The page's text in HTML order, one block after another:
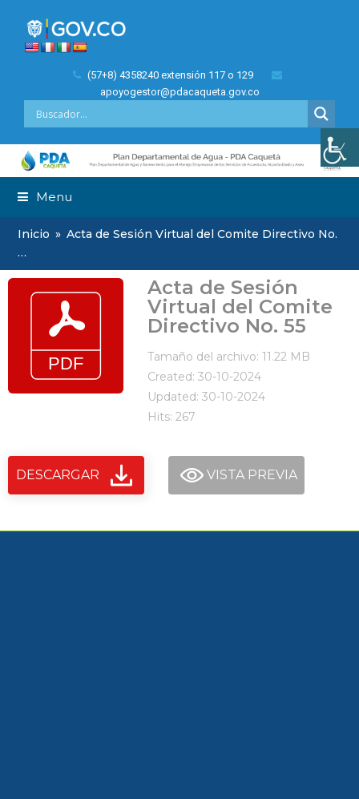
(57+8) 4358240 extensión 117 o 129
apoyogestor@pdacaqueta.gov.co
Menu
Inicio » Acta de Sesión Virtual del Comite Directivo No.
…
Acta de Sesión
Virtual del Comite
Directivo No. 55
Tamaño del archivo: 11.22 MB
Created: 30-10-2024
Updated: 30-10-2024
Hits: 267
DESCARGAR VISTA PREVIA